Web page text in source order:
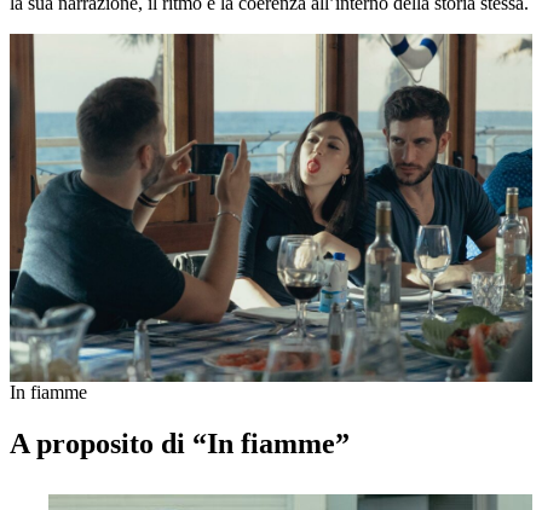
In fiamme
A proposito di “In fiamme”